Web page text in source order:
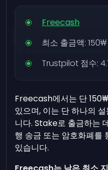
Freecash
최소 출금액:
Trustpilot 점수:
Freecash에서는 단
있으며, 이는 단 하나의
니다. Stake로 출금하는
행 송금 또는 암호화폐
있습니다.